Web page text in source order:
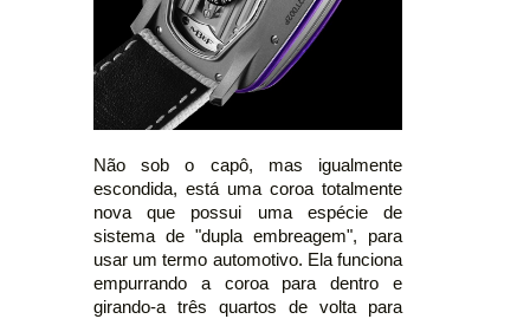
Não sob o capô, mas igualmente
escondida, está uma coroa totalmente
nova que possui uma espécie de
sistema de "dupla embreagem", para
usar um termo automotivo. Ela funciona
empurrando a coroa para dentro e
girando-a três quartos de volta para